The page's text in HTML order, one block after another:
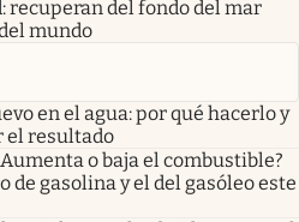
recuperan del fondo del mar
mundo
en el agua: por qué hacerlo y
el resultado
o baja el combustible?
de gasolina y el del gasóleo este